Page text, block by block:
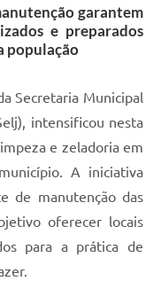
garantem
e preparados
população
Secretaria Municipal
intensificou nesta
e zeladoria em
A iniciativa
de manutenção das
oferecer locais
para a prática de